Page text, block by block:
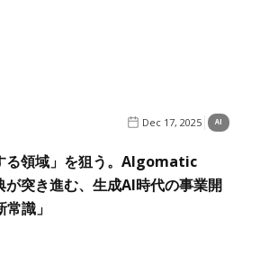
Dec 17, 2025 AI
る領域」を狙う。Algomatic
が突き進む、生成AI時代の事業開
識」